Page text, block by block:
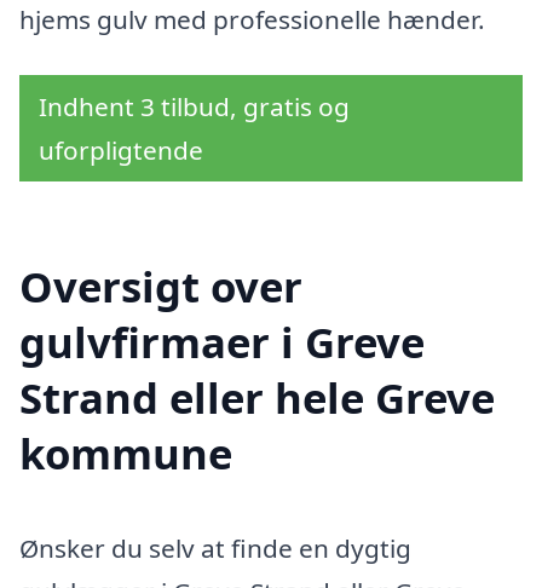
hjems gulv med professionelle hænder.
Indhent 3 tilbud, gratis og
uforpligtende
Oversigt over
gulvfirmaer i Greve
Strand eller hele Greve
kommune
Ønsker du selv at finde en dygtig